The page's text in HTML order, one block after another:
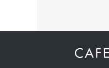
にくくなっています。